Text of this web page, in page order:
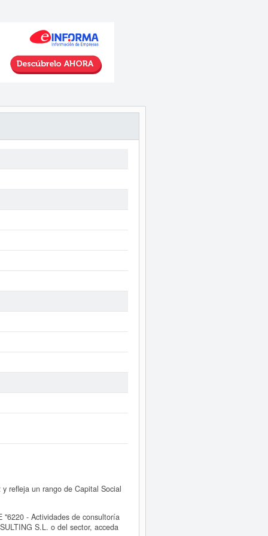
refleja un rango de Capital Social
"6220 - Actividades de consultoría
S.L. o del sector, acceda